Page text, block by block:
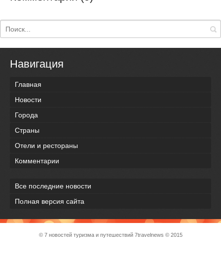
Навигация
Главная
Новости
Города
Страны
Отели и рестораны
Комментарии
Все последние новости
Полная версия сайта
© 7 новостей туризма и путешествий 7travelnews © 2015